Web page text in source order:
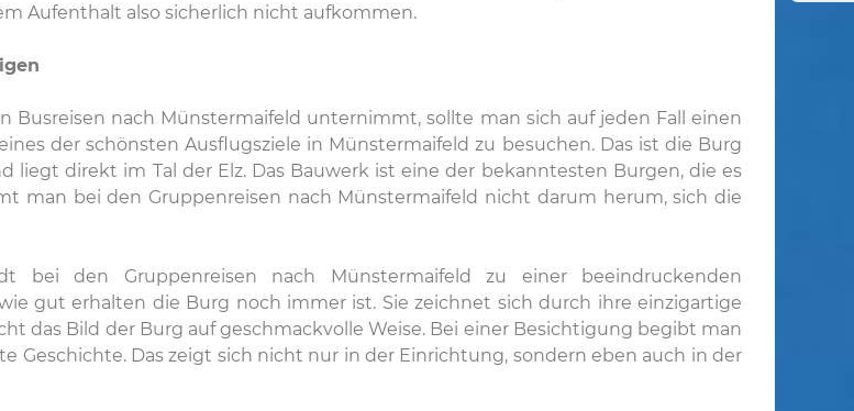
Aufenthalt also sicherlich nicht aufkommen.
Busreisen nach Münstermaifeld unternimmt, sollte man sich auf jeden Fall einen
der schönsten Ausflugsziele in Münstermaifeld zu besuchen. Das ist die Burg
liegt direkt im Tal der Elz. Das Bauwerk ist eine der bekanntesten Burgen, die es
man bei den Gruppenreisen nach Münstermaifeld nicht darum herum, sich die
bei den Gruppenreisen nach Münstermaifeld zu einer beeindruckenden
gut erhalten die Burg noch immer ist. Sie zeichnet sich durch ihre einzigartige
das Bild der Burg auf geschmackvolle Weise. Bei einer Besichtigung begibt man
Geschichte. Das zeigt sich nicht nur in der Einrichtung, sondern eben auch in der